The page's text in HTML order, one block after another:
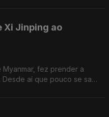
Xi Jinping ao
Myanmar, fez prender a
Desde aí que pouco se sabe